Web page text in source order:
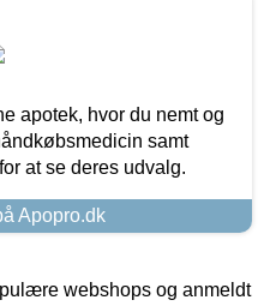
apotek, hvor du nemt og
samt
at se deres udvalg.
Apopro.dk
webshops og anmeldt